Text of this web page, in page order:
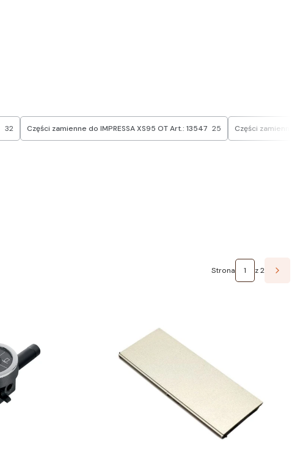
32 Części zamienne do IMPRESSA XS95 OT Art.: 13547 25 Części zamienne
Strona z 2